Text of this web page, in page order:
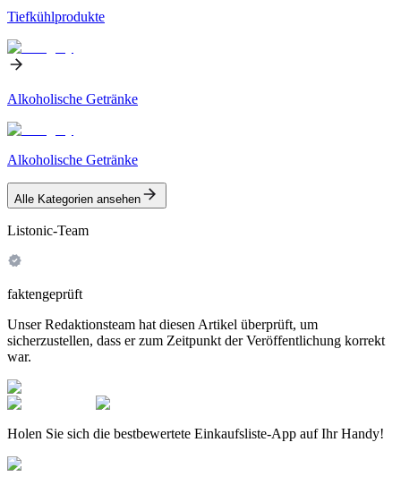
Tiefkühlprodukte
Alkoholische Getränke
Alkoholische Getränke
Alle Kategorien ansehen
Listonic-Team
faktengeprüft
Unser Redaktionsteam hat diesen Artikel überprüft, um
sicherzustellen, dass er zum Zeitpunkt der Veröffentlichung korrekt
war.
Holen Sie sich die bestbewertete Einkaufsliste-App auf Ihr Handy!